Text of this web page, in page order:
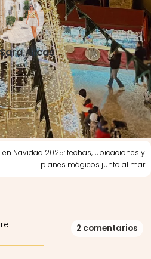
Arcas
en Navidad 2025: fechas, ubicaciones y
planes mágicos junto al mar
2 comentarios